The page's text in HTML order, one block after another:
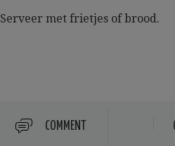
Serveer met frietjes of brood.
COMMENT